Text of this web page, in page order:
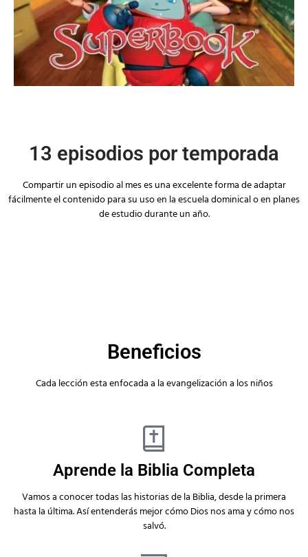
13 episodios por temporada
Compartir un episodio al mes es una excelente forma de adaptar
fácilmente el contenido para su uso en la escuela dominical o en planes
de estudio durante un año.
Beneficios
Cada lección esta enfocada a la evangelización a los niños
Aprende la Biblia Completa
Vamos a conocer todas las historias de la Biblia, desde la primera
hasta la última. Así entenderás mejor cómo Dios nos ama y cómo nos
salvó.